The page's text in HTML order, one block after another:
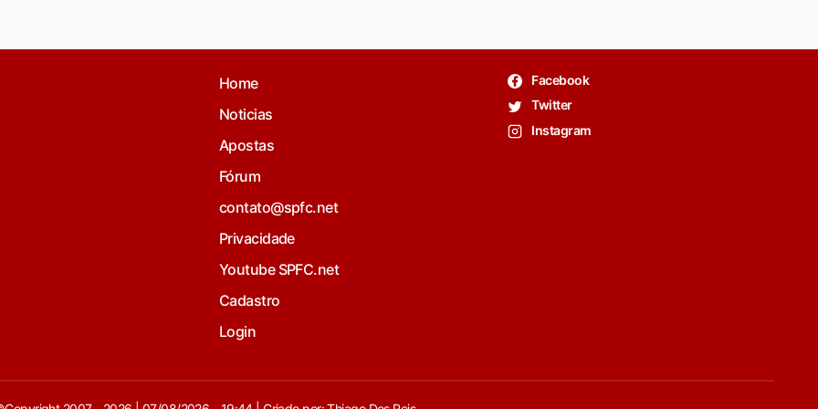
Home
Noticias
Apostas
Fórum
contato@spfc.net
Privacidade
Youtube SPFC.net
Cadastro
Login
Facebook
Twitter
Instagram